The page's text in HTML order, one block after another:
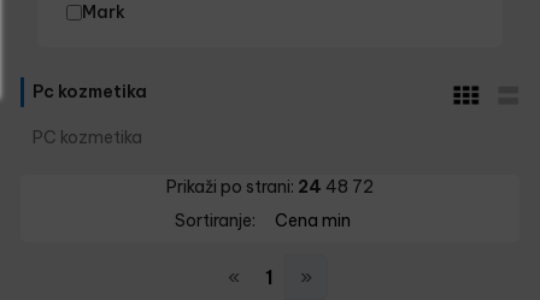
Mark
Pc kozmetika
PC kozmetika
Prikaži po strani: 24 48 72
Sortiranje:
Cena min
« 1 »